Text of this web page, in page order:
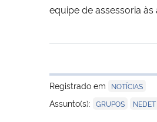
equipe de assessoria
Registrado em
NOTÍCIAS
Assunto(s): GRUPOS